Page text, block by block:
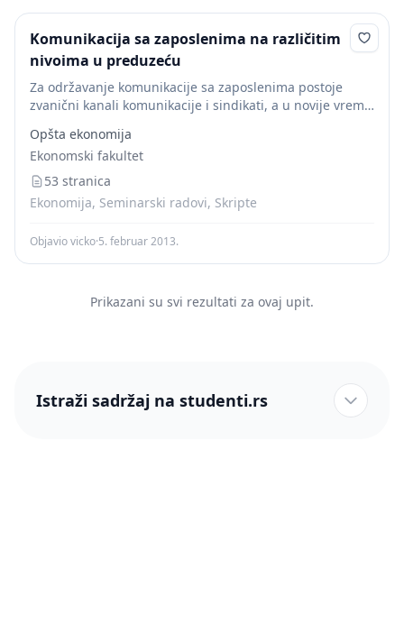
Komunikacija sa zaposlenima na različitim
nivoima u preduzeću
Za održavanje komunikacije sa zaposlenima postoje
zvanični kanali komunikacije i sindikati, a u novije vreme
grupa, tj. redovnih sastanaka na kojima...
Opšta ekonomija
Ekonomski fakultet
53 stranica
Ekonomija, Seminarski radovi, Skripte
Objavio vicko·5. februar 2013.
Prikazani su svi rezultati za ovaj upit.
Istraži sadržaj na studenti.rs